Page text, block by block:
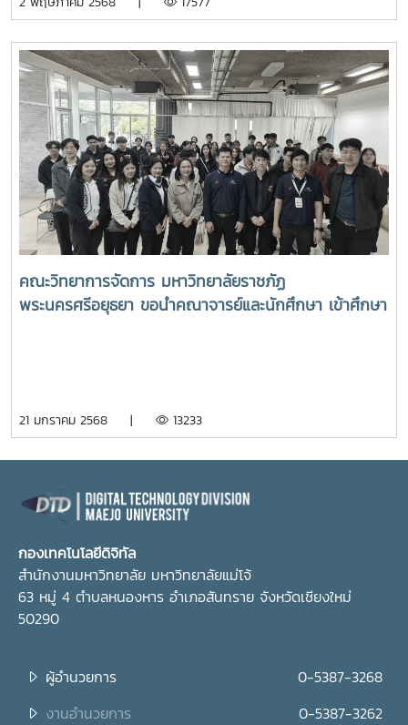
คณะวิทยาการจัดการ มหาวิทยาลัยราชภัฏ
พระนครศรีอยุธยา ขอนำคณาจารย์และนักศึกษา เข้าศึกษา
อธิการบดี รองศาสตราจารย์ ดร.นิโรจน์ สินณรงค์ ผู้ช่วย
21 มกราคม 2568 | 13233
กองเทคโนโลยีดิจิทัล
สำนักงานมหาวิทยาลัย มหาวิทยาลัยแม่โจ้
63 หมู่ 4 ตำบลหนองหาร อำเภอสันทราย จังหวัดเชียงใหม่
50290
ผู้อำนวยการ
0-5387-3268
งานอำนวยการ
0-5387-3262